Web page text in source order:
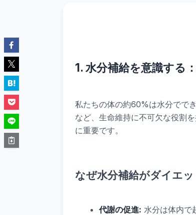
1. 水分補給を意識する
私たちの体の約60%は水分でで
など、生命維持に不可欠な役割
に重要です。
なぜ水分補給がダイエ
代謝の促進: 水分は体内で